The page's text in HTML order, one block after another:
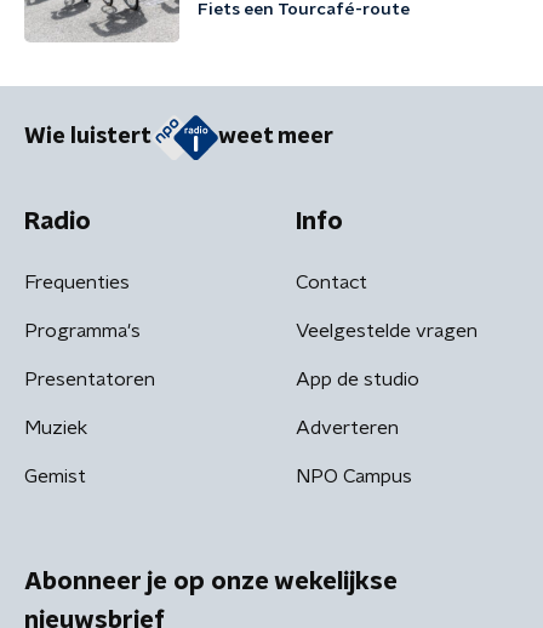
Fiets een Tourcafé-route
Wie luistert weet meer
Radio
Frequenties
Programma's
Presentatoren
Muziek
Gemist
Info
Contact
Veelgestelde vragen
App de studio
Adverteren
NPO Campus
Abonneer je op onze wekelijkse
nieuwsbrief